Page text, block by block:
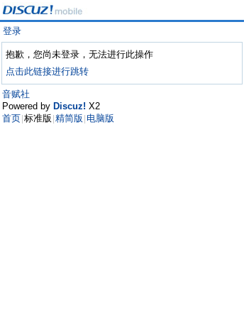
登录
抱歉，您尚未登录，无法进行此操作
点击此链接进行跳转
音赋社
Powered by Discuz! X2
首页 标准版 精简版 电脑版